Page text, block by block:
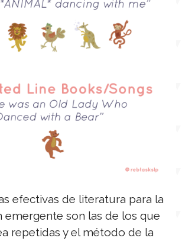
efectivas de literatura para la
emergente son las de los que
repetidas y el método de la